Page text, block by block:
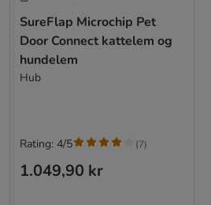
SureFlap Microchip Pet
Door Connect kattelem og
hundelem
Hub
1.049,90 kr
Rating: 4/5 (7)